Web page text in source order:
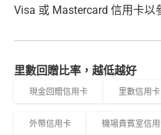
Visa 或 Mastercard 信用卡以
里數回贈比率，越低越好
現金回贈信用卡 里數信用卡
外幣信用卡 機場貴賓室信